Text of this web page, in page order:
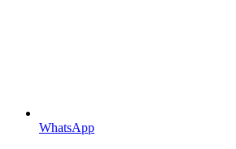
WhatsApp